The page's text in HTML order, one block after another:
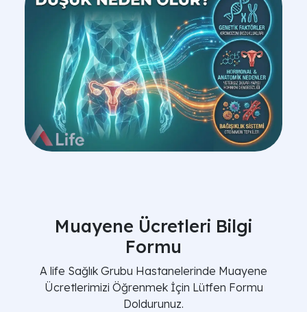
Muayene Ücretleri Bilgi
Formu
A life Sağlık Grubu Hastanelerinde Muayene
Ücretlerimizi Öğrenmek İçin Lütfen Formu
Doldurunuz.